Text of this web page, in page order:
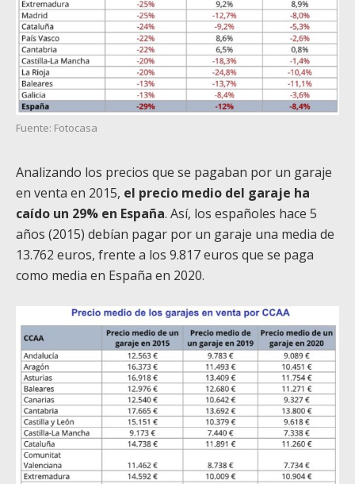
Fuente: Fotocasa
Analizando los precios que se pagaban por un garaje
en venta en 2015, el precio medio del garaje ha
caído un 29% en España. Así, los españoles hace 5
años (2015) debían pagar por un garaje una media de
13.762 euros, frente a los 9.817 euros que se paga
como media en España en 2020.